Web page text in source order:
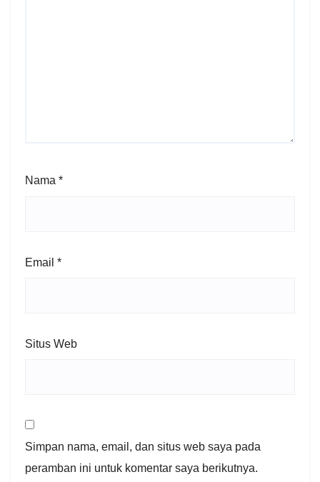
Nama *
Email *
Situs Web
Simpan nama, email, dan situs web saya pada
peramban ini untuk komentar saya berikutnya.